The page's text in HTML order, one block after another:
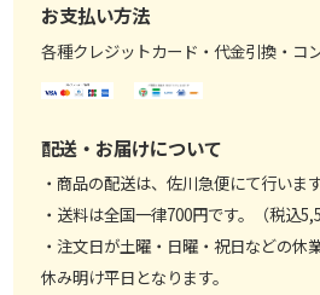
お支払い方法
各種クレジットカード・代金引換・コ
配送・お届けについて
・商品の配送は、佐川急便にて行います
・送料は全国一律700円です。（税込
・注文日が土曜・日曜・祝日などの休
休み明け平日となります。